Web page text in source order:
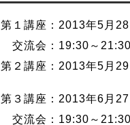
第１講座：2013年5月
交流会：19:30～21:30
第２講座：2013年5月
第３講座：2013年6月
交流会：19:30～21:30